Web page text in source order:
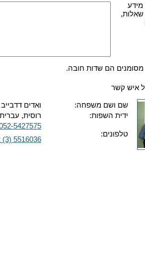
שאלות,
הם שדות חובה.
איש קשר
שם ושם משפחה:
ואדים דדבייב
ידית השפות:
רוסית,
טלפונים:
5427575
(3) 5516036